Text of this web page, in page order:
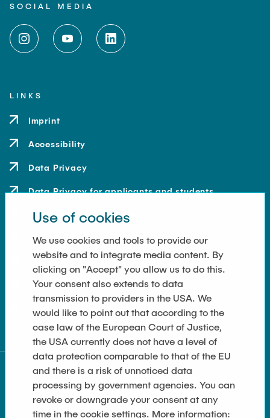
SOCIAL MEDIA
LINKS
Imprint
Accessibility
Data Privacy
Data Privacy for applicants and students
Contact
How to get here
Press and Media
Merchandise-Shop
Cookie Settings
Use of cookies
We use cookies and tools to provide our
website and to integrate media content. By
clicking on "Accept" you allow us to do this.
Your consent also extends to data
transmission to providers in the USA. We
would like to point out that according to the
case law of the European Court of Justice,
the USA currently does not have a level of
data protection comparable to that of the EU
and there is a risk of unnoticed data
processing by government agencies. You can
revoke or downgrade your consent at any
time in the cookie settings. More information: